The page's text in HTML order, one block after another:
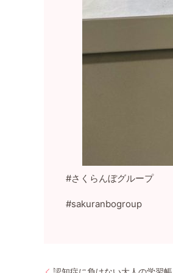
#さくらんぼグループ
#sakuranbogroup